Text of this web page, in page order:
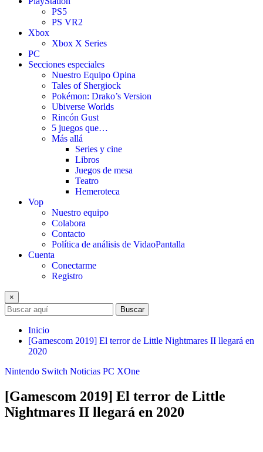
PS5
PS VR2
Xbox
Xbox X Series
PC
Secciones especiales
Nuestro Equipo Opina
Tales of Shergiock
Pokémon: Drako’s Version
Ubiverse Worlds
Rincón Gust
5 juegos que…
Más allá
Series y cine
Libros
Juegos de mesa
Teatro
Hemeroteca
Vop
Nuestro equipo
Colabora
Contacto
Política de análisis de VidaoPantalla
Cuenta
Conectarme
Registro
×
Buscar
Inicio
[Gamescom 2019] El terror de Little Nightmares II llegará en
2020
Nintendo Switch Noticias PC XOne
[Gamescom 2019] El terror de Little
Nightmares II llegará en 2020